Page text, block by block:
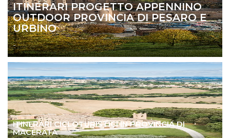
ITINERARI PROGETTO APPENNINO
OUTDOOR PROVINCIA DI PESARO E
URBINO
-
ITINERARI CICLOTURISTICI IN PROVINCIA DI
MACERATA